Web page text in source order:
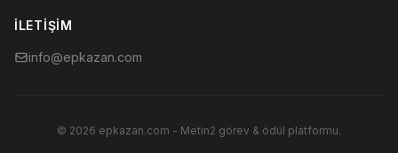
İLETIŞIM
info@epkazan.com
© 2026 epkazan.com - Metin2 görev & ödül platformu.